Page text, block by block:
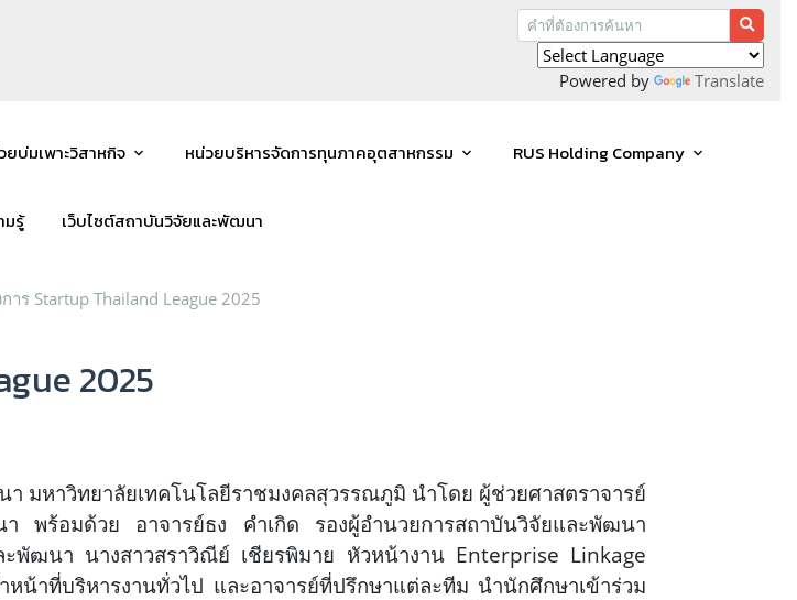
Powered by Translate
ยบ่มเพาะวิสาหกิจ หน่วยบริหารจัดการทุนภาคอุตสาหกรรม RUS Holding Company
มรู้ เว็บไซต์สถาบันวิจัยและพัฒนา
าร Startup Thailand League 2025
2025
มหาวิทยาลัยเทคโนโลยีราชมงคลสุวรรณภูมิ นำโดย ผู้ช่วยศาสตราจารย์
พร้อมด้วย อาจารย์ธง คำเกิด รองผู้อำนวยการสถาบันวิจัยและพัฒนา
พัฒนา นางสาวสราวิณีย์ เชียรพิมาย หัวหน้างาน Enterprise Linkage
น้าที่บริหารงานทั่วไป และอาจารย์ที่ปรึกษาแต่ละทีม นำนักศึกษาเข้าร่วม